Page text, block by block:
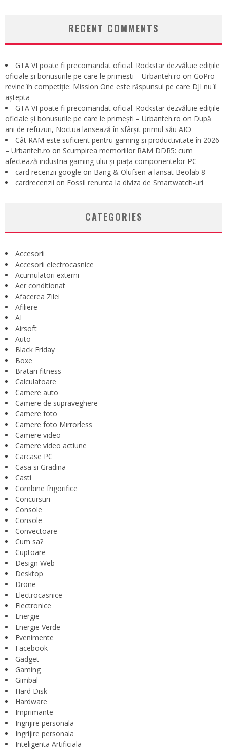
RECENT COMMENTS
GTA VI poate fi precomandat oficial. Rockstar dezvăluie edițiile
oficiale și bonusurile pe care le primești – Urbanteh.ro on GoPro
revine în competiție: Mission One este răspunsul pe care DJI nu îl
aștepta
GTA VI poate fi precomandat oficial. Rockstar dezvăluie edițiile
oficiale și bonusurile pe care le primești – Urbanteh.ro on După
ani de refuzuri, Noctua lansează în sfârșit primul său AIO
Cât RAM este suficient pentru gaming și productivitate în 2026
– Urbanteh.ro on Scumpirea memoriilor RAM DDR5: cum
afectează industria gaming-ului și piața componentelor PC
card recenzii google on Bang & Olufsen a lansat Beolab 8
cardrecenzii on Fossil renunta la diviza de Smartwatch-uri
CATEGORIES
Accesorii
Accesorii electrocasnice
Acumulatori externi
Aer conditionat
Afacerea Zilei
Afiliere
AI
Airsoft
Auto
Black Friday
Boxe
Bratari fitness
Calculatoare
Camere auto
Camere de supraveghere
Camere foto
Camere foto Mirrorless
Camere video
Camere video actiune
Carcase PC
Casa si Gradina
Casti
Combine frigorifice
Concursuri
Console
Console
Convectoare
Cum sa?
Cuptoare
Design Web
Desktop
Drone
Electrocasnice
Electronice
Energie
Energie Verde
Evenimente
Facebook
Gadget
Gaming
Gimbal
Hard Disk
Hardware
Imprimante
Ingrijire personala
Ingrijire personala
Inteligenta Artificiala